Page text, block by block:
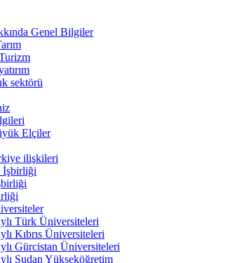
Genel Bilgiler
sektörü
Elçiler
ilişkileri
İşbirliği
Türk Üniversiteleri
Kıbrıs Üniversiteleri
Gürcistan Üniversiteleri
Sudan Yükseköğretim